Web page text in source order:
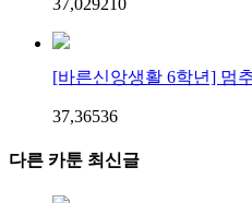
[바른신앙생활 6학년] 멈
37,36536
다른 카툰 최신글